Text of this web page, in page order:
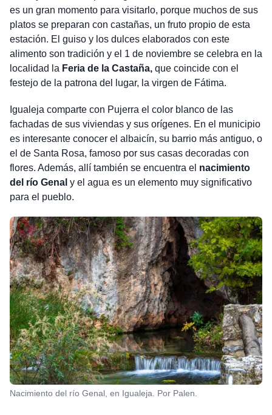
es un gran momento para visitarlo, porque muchos de sus
platos se preparan con castañas, un fruto propio de esta
estación. El guiso y los dulces elaborados con este
alimento son tradición y el 1 de noviembre se celebra en la
localidad la Feria de la Castaña,que coincide con el
festejo de la patrona del lugar, la virgen de Fátima.
Igualeja comparte con Pujerra el color blanco de las
fachadas de sus viviendas y sus orígenes. En el municipio
es interesante conocer el albaicín, su barrio más antiguo, o
el de Santa Rosa, famoso por sus casas decoradas con
flores. Además, allí también se encuentra el nacimiento
del río Genal y el agua es un elemento muy significativo
para el pueblo.
Nacimiento del río Genal, en Igualeja. Por Palen.